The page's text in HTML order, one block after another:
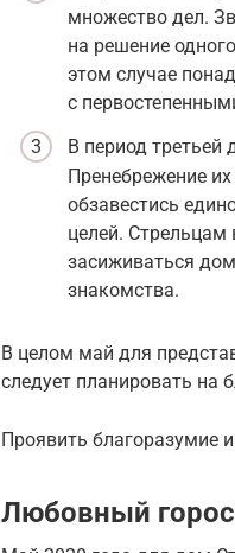
множество дел.
на решение
этом случае
с
В период третьей
Пренебрежение
обзавестись
целей. Стрельцам
засиживаться
знакомства.
В целом май для
следует планировать на
Проявить благоразумие
Любовный